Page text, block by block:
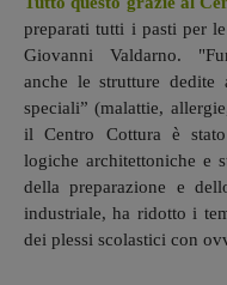
preparati tutti i pasti per
Giovanni Valdarno.
anche le strutture dedite
speciali” (malattie,
il Centro Cottura è
logiche architettoniche e
della preparazione e
industriale, ha ridotto i
dei plessi scolastici con